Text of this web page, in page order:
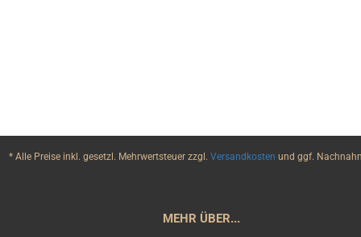
* Alle Preise inkl. gesetzl. Mehrwertsteuer zzgl. Versandkosten und ggf.
MEHR ÜBER...